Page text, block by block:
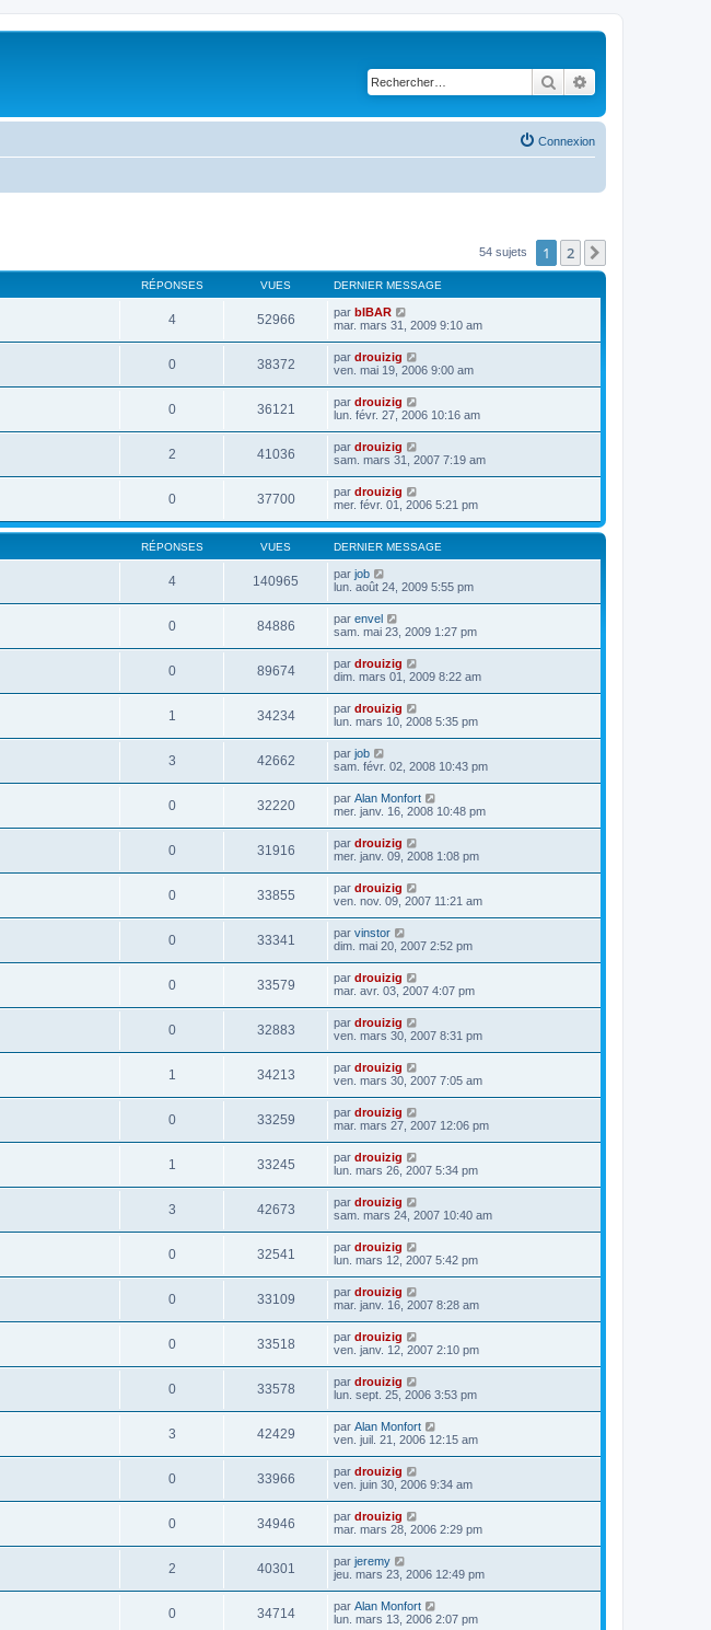
Rechercher
Connexion
54 sujets 1 2
RÉPONSES VUES DERNIER MESSAGE
4 52966 par bIBAR
mar. mars 31, 2009 9:10 am
0 38372 par drouizig
ven. mai 19, 2006 9:00 am
0 36121 par drouizig
lun. févr. 27, 2006 10:16 am
2 41036 par drouizig
sam. mars 31, 2007 7:19 am
0 37700 par drouizig
mer. févr. 01, 2006 5:21 pm
RÉPONSES VUES DERNIER MESSAGE
4 140965 par job
lun. août 24, 2009 5:55 pm
0 84886 par envel
sam. mai 23, 2009 1:27 pm
0 89674 par drouizig
dim. mars 01, 2009 8:22 am
1 34234 par drouizig
lun. mars 10, 2008 5:35 pm
3 42662 par job
sam. févr. 02, 2008 10:43 pm
0 32220 par Alan Monfort
mer. janv. 16, 2008 10:48 pm
0 31916 par drouizig
mer. janv. 09, 2008 1:08 pm
0 33855 par drouizig
ven. nov. 09, 2007 11:21 am
0 33341 par vinstor
dim. mai 20, 2007 2:52 pm
0 33579 par drouizig
mar. avr. 03, 2007 4:07 pm
0 32883 par drouizig
ven. mars 30, 2007 8:31 pm
1 34213 par drouizig
ven. mars 30, 2007 7:05 am
0 33259 par drouizig
mar. mars 27, 2007 12:06 pm
1 33245 par drouizig
lun. mars 26, 2007 5:34 pm
3 42673 par drouizig
sam. mars 24, 2007 10:40 am
0 32541 par drouizig
lun. mars 12, 2007 5:42 pm
0 33109 par drouizig
mar. janv. 16, 2007 8:28 am
0 33518 par drouizig
ven. janv. 12, 2007 2:10 pm
0 33578 par drouizig
lun. sept. 25, 2006 3:53 pm
3 42429 par Alan Monfort
ven. juil. 21, 2006 12:15 am
0 33966 par drouizig
ven. juin 30, 2006 9:34 am
0 34946 par drouizig
mar. mars 28, 2006 2:29 pm
2 40301 par jeremy
jeu. mars 23, 2006 12:49 pm
0 34714 par Alan Monfort
lun. mars 13, 2006 2:07 pm